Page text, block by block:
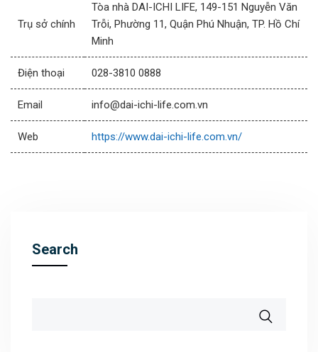
Trụ sở chính
Tòa nhà DAI-ICHI LIFE, 149-151 Nguyễn Văn
Trỗi, Phường 11, Quận Phú Nhuận, TP. Hồ Chí
Minh
Điện thoại 028-3810 0888
Email info@dai-ichi-life.com.vn
Web https://www.dai-ichi-life.com.vn/
Search